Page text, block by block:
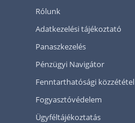
Rólunk
Adatkezelési tájékoztató
Panaszkezelés
Pénzügyi Navigátor
Fenntarthatósági közzététel
Fogyasztóvédelem
Ügyféltájékoztatás